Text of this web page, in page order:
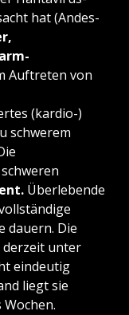
hat (Andes-
Auftreten von
(kardio-)
schwerem
Überlebende
dauern. Die
derzeit unter
eindeutig
liegt sie